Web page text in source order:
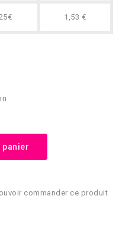
1,53 €
panier
commander ce produit